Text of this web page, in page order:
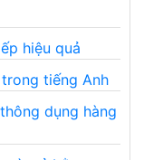
hiệu quả
tiếng Anh
dụng hàng